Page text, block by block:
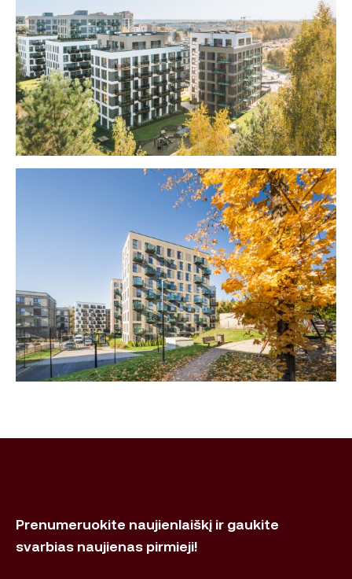
Prenumeruokite naujienlaiškį ir gaukite
svarbias naujienas pirmieji!